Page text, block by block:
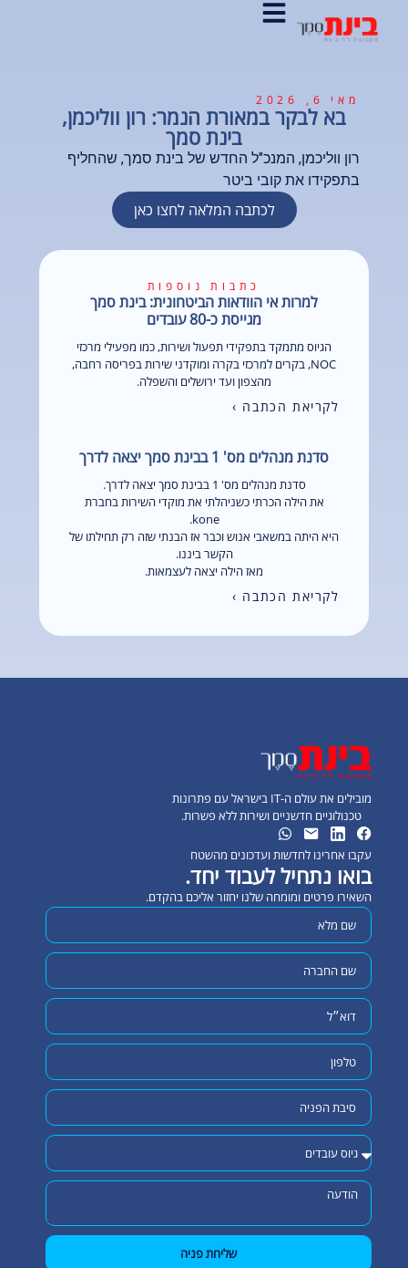
מאי 6, 2026
בא לבקר במאורת הנמר: רון ווליכמן,
בינת סמך
רון ווליכמן, המנכ"ל החדש של בינת סמך, שהחליף
בתפקידו את קובי ביטר
לכתבה המלאה לחצו כאן
כתבות נוספות
למרות אי הוודאות הביטחונית: בינת סמך
מגייסת כ-80 עובדים
הגיוס מתמקד בתפקידי תפעול ושירות, כמו מפעילי מרכזי
NOC, בקרים למרכזי בקרה ומוקדני שירות בפריסה רחבה,
מהצפון ועד ירושלים והשפלה.
לקריאת הכתבה ›
סדנת מנהלים מס' 1 בבינת סמך יצאה לדרך
סדנת מנהלים מס' 1 בבינת סמך יצאה לדרך.
את הילה הכרתי כשניהלתי את מוקדי השירות בחברת
kone.
היא היתה במשאבי אנוש וכבר אז הבנתי שזה רק תחילתו של
הקשר ביננו.
מאז הילה יצאה לעצמאות.
לקריאת הכתבה ›
מובילים את עולם ה-IT בישראל עם פתרונות
טכנולוגיים חדשניים ושירות ללא פשרות.
עקבו אחרינו לחדשות ועדכונים מהשטח
בואו נתחיל לעבוד יחד.
השאירו פרטים ומומחה שלנו יחזור אליכם בהקדם.
שליחת פניה